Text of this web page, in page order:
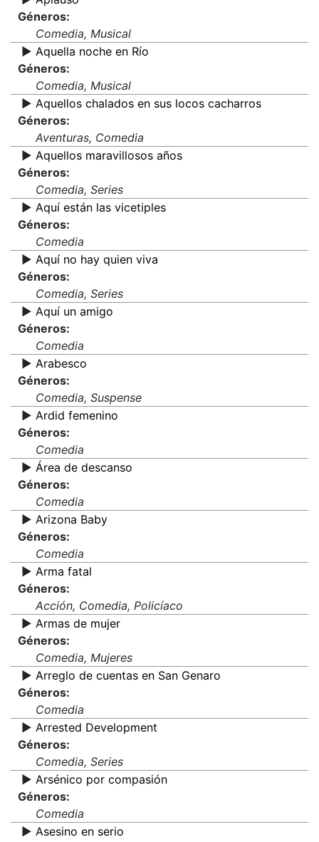
Géneros:
Comedia, Musical
▶️ Aquella noche en Río
Géneros:
Comedia, Musical
▶️ Aquellos chalados en sus locos cacharros
Géneros:
Aventuras, Comedia
▶️ Aquellos maravillosos años
Géneros:
Comedia, Series
▶️ Aquí están las vicetiples
Géneros:
Comedia
▶️ Aquí no hay quien viva
Géneros:
Comedia, Series
▶️ Aquí un amigo
Géneros:
Comedia
▶️ Arabesco
Géneros:
Comedia, Suspense
▶️ Ardid femenino
Géneros:
Comedia
▶️ Área de descanso
Géneros:
Comedia
▶️ Arizona Baby
Géneros:
Comedia
▶️ Arma fatal
Géneros:
Acción, Comedia, Policíaco
▶️ Armas de mujer
Géneros:
Comedia, Mujeres
▶️ Arreglo de cuentas en San Genaro
Géneros:
Comedia
▶️ Arrested Development
Géneros:
Comedia, Series
▶️ Arsénico por compasión
Géneros:
Comedia
▶️ Asesino en serio